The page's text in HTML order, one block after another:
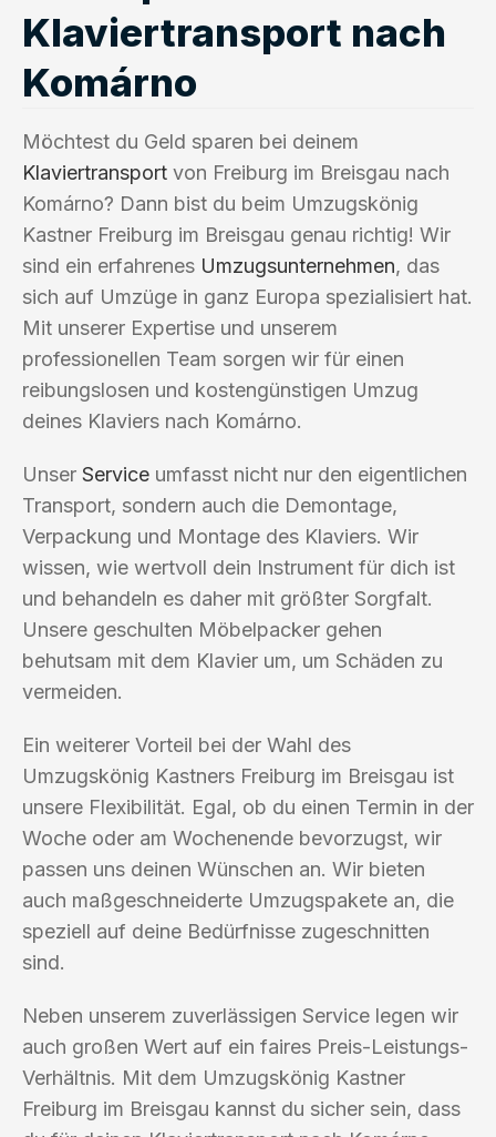
Klaviertransport nach
Komárno
Möchtest du Geld sparen bei deinem
Klaviertransport von Freiburg im Breisgau nach
Komárno? Dann bist du beim Umzugskönig
Kastner Freiburg im Breisgau genau richtig! Wir
sind ein erfahrenes Umzugsunternehmen, das
sich auf Umzüge in ganz Europa spezialisiert hat.
Mit unserer Expertise und unserem
professionellen Team sorgen wir für einen
reibungslosen und kostengünstigen Umzug
deines Klaviers nach Komárno.
Unser Service umfasst nicht nur den eigentlichen
Transport, sondern auch die Demontage,
Verpackung und Montage des Klaviers. Wir
wissen, wie wertvoll dein Instrument für dich ist
und behandeln es daher mit größter Sorgfalt.
Unsere geschulten Möbelpacker gehen
behutsam mit dem Klavier um, um Schäden zu
vermeiden.
Ein weiterer Vorteil bei der Wahl des
Umzugskönig Kastners Freiburg im Breisgau ist
unsere Flexibilität. Egal, ob du einen Termin in der
Woche oder am Wochenende bevorzugst, wir
passen uns deinen Wünschen an. Wir bieten
auch maßgeschneiderte Umzugspakete an, die
speziell auf deine Bedürfnisse zugeschnitten
sind.
Neben unserem zuverlässigen Service legen wir
auch großen Wert auf ein faires Preis-Leistungs-
Verhältnis. Mit dem Umzugskönig Kastner
Freiburg im Breisgau kannst du sicher sein, dass